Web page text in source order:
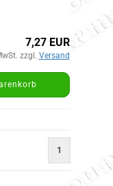
7,27 EUR
zzgl. Versand
1